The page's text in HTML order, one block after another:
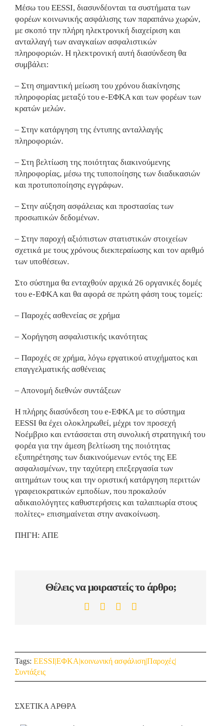
Μέσω του EESSI, διασυνδέονται τα συστήματα των
φορέων κοινωνικής ασφάλισης των παραπάνω χωρών,
με σκοπό την πλήρη ηλεκτρονική διαχείριση και
ανταλλαγή των αναγκαίων ασφαλιστικών
πληροφοριών. Η ηλεκτρονική αυτή διασύνδεση θα
συμβάλει:
– Στη σημαντική μείωση του χρόνου διακίνησης
πληροφορίας μεταξύ του e-ΕΦΚΑ και των φορέων των
κρατών μελών.
– Στην κατάργηση της έντυπης ανταλλαγής
πληροφοριών.
– Στη βελτίωση της ποιότητας διακινούμενης
πληροφορίας, μέσω της τυποποίησης των διαδικασιών
και προτυποποίησης εγγράφων.
– Στην αύξηση ασφάλειας και προστασίας των
προσωπικών δεδομένων.
– Στην παροχή αξιόπιστων στατιστικών στοιχείων
σχετικά με τους χρόνους διεκπεραίωσης και τον αριθμό
των υποθέσεων.
Στο σύστημα θα ενταχθούν αρχικά 26 οργανικές δομές
του e-EΦΚΑ και θα αφορά σε πρώτη φάση τους τομείς:
– Παροχές ασθενείας σε χρήμα
– Χορήγηση ασφαλιστικής ικανότητας
– Παροχές σε χρήμα, λόγω εργατικού ατυχήματος και
επαγγελματικής ασθένειας
– Απονομή διεθνών συντάξεων
Η πλήρης διασύνδεση του e-ΕΦΚΑ με το σύστημα
EESSI θα έχει ολοκληρωθεί, μέχρι τον προσεχή
Νοέμβριο και εντάσσεται στη συνολική στρατηγική του
φορέα για την άμεση βελτίωση της ποιότητας
εξυπηρέτησης των διακινούμενων εντός της ΕΕ
ασφαλισμένων, την ταχύτερη επεξεργασία των
αιτημάτων τους και την οριστική κατάργηση περιττών
γραφειοκρατικών εμποδίων, που προκαλούν
αδικαιολόγητες καθυστερήσεις και ταλαιπωρία στους
πολίτες» επισημαίνεται στην ανακοίνωση.
ΠΗΓΗ: ΑΠΕ
Θέλεις να μοιραστείς το άρθρο;
FacebookTwitterPinterest
Tags: EESSI|ΕΦΚΑ|κοινωνική ασφάλιση|Παροχές|
Συντάξεις
ΣΧΕΤΙΚΑ ΑΡΘΡΑ